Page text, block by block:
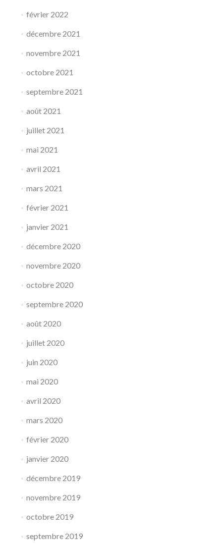
février 2022
décembre 2021
novembre 2021
octobre 2021
septembre 2021
août 2021
juillet 2021
mai 2021
avril 2021
mars 2021
février 2021
janvier 2021
décembre 2020
novembre 2020
octobre 2020
septembre 2020
août 2020
juillet 2020
juin 2020
mai 2020
avril 2020
mars 2020
février 2020
janvier 2020
décembre 2019
novembre 2019
octobre 2019
septembre 2019